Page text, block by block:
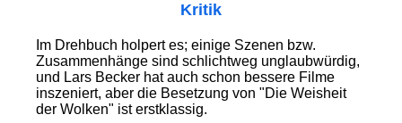
Kritik
Im Drehbuch holpert es; einige Szenen bzw.
Zusammenhänge sind schlichtweg unglaubwürdig,
und Lars Becker hat auch schon bessere Filme
inszeniert, aber die Besetzung von "Die Weisheit
der Wolken" ist erstklassig.